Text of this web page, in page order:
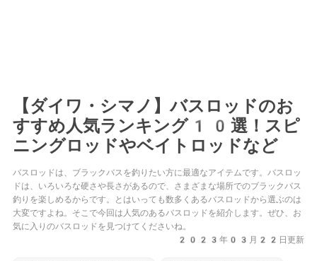
【ダイワ・シマノ】バスロッドのお
すすめ人気ランキング10選！スピ
ニングロッドやベイトロッドなど
バスロッドは、ブラックバスを釣りたい方に最適なアイテムです。バスロッ
ドは、いろいろな硬さや長さがあるので、さまざまな場所でのブラックバス
釣りを楽しめるからです。とはいっても数多くあるバスロッドから選ぶのは
大変ですよね。そこで今回は人気のあるバスロッドを紹介します。ぜひ、お
気に入りのバスロッドを見つけてくださいね。
2023年03月22日更新